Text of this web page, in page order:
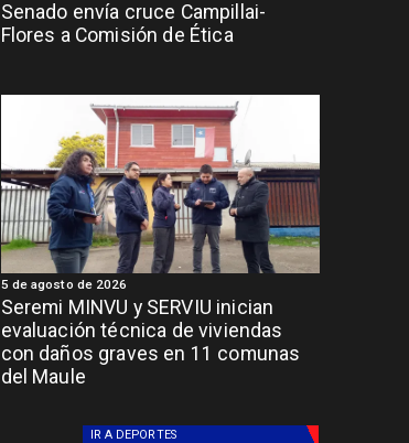
Senado envía cruce Campillai-
Flores a Comisión de Ética
Seremi MINVU y SERVIU inician
evaluación técnica de viviendas
con daños graves en 11 comunas
del Maule
5 de agosto de 2026
IR A DEPORTES